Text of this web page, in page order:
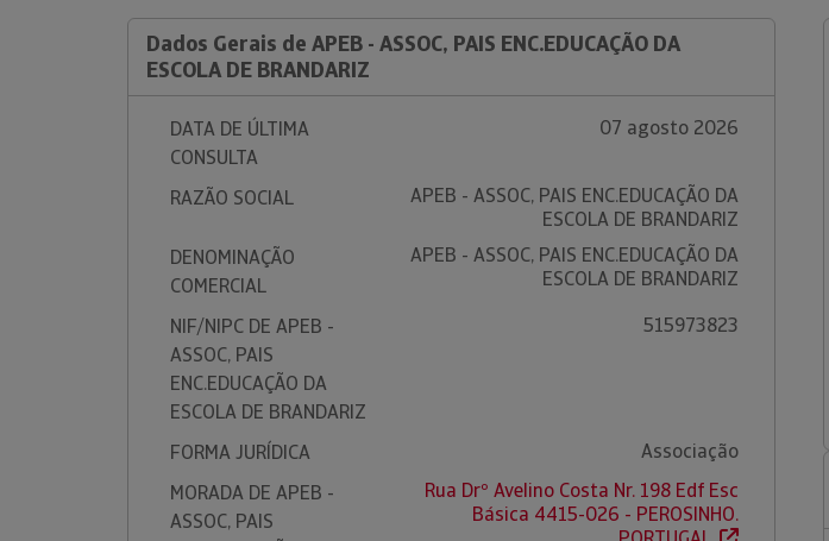
Dados Gerais de APEB - ASSOC, PAIS ENC.EDUCAÇÃO DA
ESCOLA DE BRANDARIZ
DATA DE ÚLTIMA
CONSULTA
07 agosto 2026
RAZÃO SOCIAL
APEB - ASSOC, PAIS ENC.EDUCAÇÃO DA
ESCOLA DE BRANDARIZ
DENOMINAÇÃO
COMERCIAL
APEB - ASSOC, PAIS ENC.EDUCAÇÃO DA
ESCOLA DE BRANDARIZ
NIF/NIPC DE APEB -
ASSOC, PAIS
ENC.EDUCAÇÃO DA
ESCOLA DE BRANDARIZ
515973823
FORMA JURÍDICA
Associação
MORADA DE APEB -
ASSOC, PAIS
Rua Drº Avelino Costa Nr. 198 Edf Esc
Básica 4415-026 - PEROSINHO.